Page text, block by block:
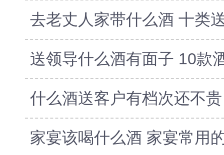
去老丈人家带什么酒 十类
家宴该喝什么酒 家宴常用